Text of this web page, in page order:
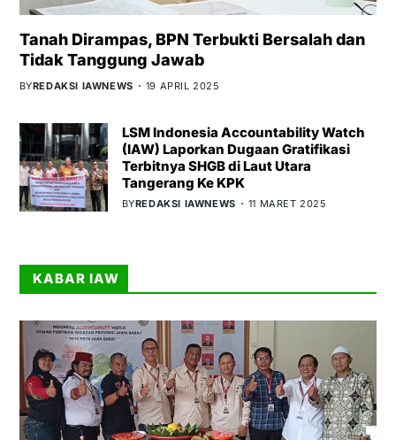
Tanah Dirampas, BPN Terbukti Bersalah dan
Tidak Tanggung Jawab
BYREDAKSI IAWNEWS 19 APRIL 2025
LSM Indonesia Accountability Watch
(IAW) Laporkan Dugaan Gratifikasi
Terbitnya SHGB di Laut Utara
Tangerang Ke KPK
BYREDAKSI IAWNEWS 11 MARET 2025
KABAR IAW